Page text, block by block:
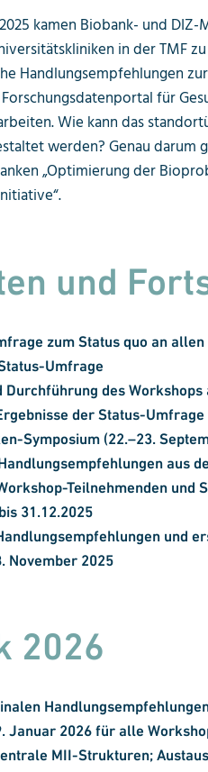
kamen Biobank- und
in der TMF
Handlungsempfehlungen
für
Wie kann das
werden? Genau darum
„Optimierung der
und
zum Status quo an
Umfrage
des Workshops
der Status-
Symposium (22.–23.
aus
Teilnehmenden und
31.12.2025
und
November 2025
2026
Januar 2026 für alle
MII-Strukturen;